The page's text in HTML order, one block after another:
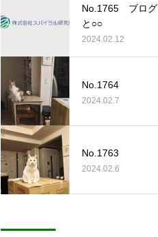
No.1765 ブログ
と○○
2024.02.12
No.1764
2024.02.7
No.1763
2024.02.6